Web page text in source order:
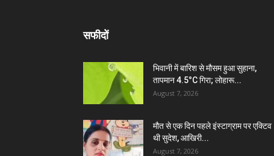
सफीदों
भिवानी में बारिश से मौसम हुआ सुहाना,
तापमान 4.5°C गिरा; लोहारू...
August 7, 2026
मौत से एक दिन पहले इंस्टाग्राम पर एक्टिव
थी सुदेश, आखिरी...
August 7, 2026